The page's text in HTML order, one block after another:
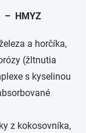
– HMYZ
a horčíka,
(žltnutia
s kyselinou
z kokosovníka,